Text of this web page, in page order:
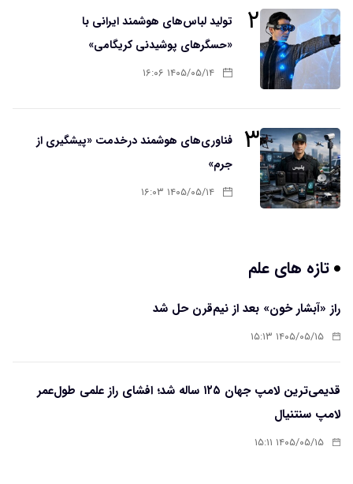
۲
تولید لباس‌های هوشمند ایرانی با
«حسگرهای پوشیدنی کریگامی»
۱۴۰۵/۰۵/۱۴ ۱۶:۰۶
۳
فناوری‌های هوشمند درخدمت «پیشگیری از
جرم»
۱۴۰۵/۰۵/۱۴ ۱۶:۰۳
تازه های علم
راز «آبشار خون» بعد از نیم‌قرن حل شد
۱۴۰۵/۰۵/۱۵ ۱۵:۱۳
قدیمی‌ترین لامپ جهان ۱۲۵ ساله شد؛ افشای راز علمی طول‌عمر
لامپ سنتنیال
۱۴۰۵/۰۵/۱۵ ۱۵:۱۱